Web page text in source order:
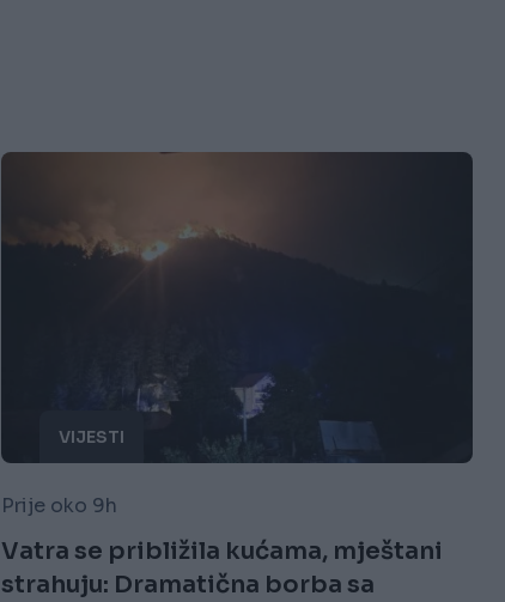
VIJESTI
Prije oko 9h
Vatra se približila kućama, mještani
strahuju: Dramatična borba sa